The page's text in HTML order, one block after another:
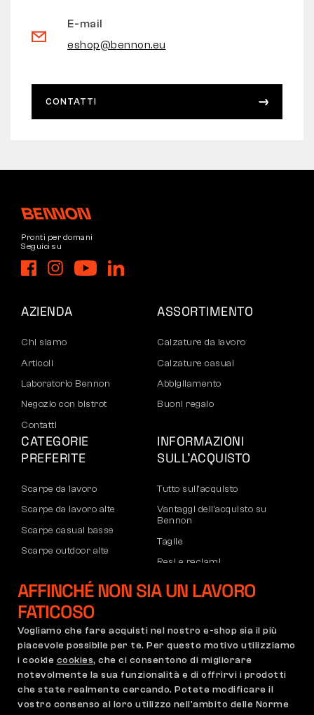
E-mail
eshop@bennon.eu
CONTATTI
Pronti per domani
Seguici su
AZIENDA
Chi siamo
Articoli
Laboratorio Bennon
Negozio con bistrot
Contatti
ASSORTIMENTO
Calzature da lavoro
Calzature casual
Abbigliamento
Buoni regalo
CATEGORIE
PREFERITE
Scarpe da lavoro
Scarpe da lavoro alte
Scarpe casual basse
Scarpe outdoor alte
Felpe
INFORMAZIONI
SULL’ACQUISTO
Tutto sull’acquisto
Vantaggi dell’acquisto su
Bennon
Taglie
Resi e reclami
Trasporto e pagamento
Reclami e garanzia
Condizioni Generali
Regolamento di Reclamo
Impostazioni dei cookie
GDPR
AFFINCHÉ NON SIA UN LAVORO
FATICOSO
Vogliamo che fare acquisti nel nostro e-shop sia il più
piacevole possibile per te. Per questo motivo utilizziamo
i cookie cookies, che ci consentono di migliorare
notevolmente la sua funzionalità e di offrirvi i prodotti
che state realmente cercando. Potete modificare il
vostro consenso al loro utilizzo nell'ambito delle Norme